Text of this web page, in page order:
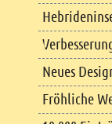
Neues
Fröhliche